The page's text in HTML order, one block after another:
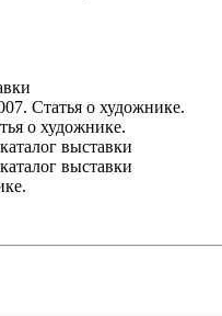
Статья о художнике.
о художнике.
выставки
выставки